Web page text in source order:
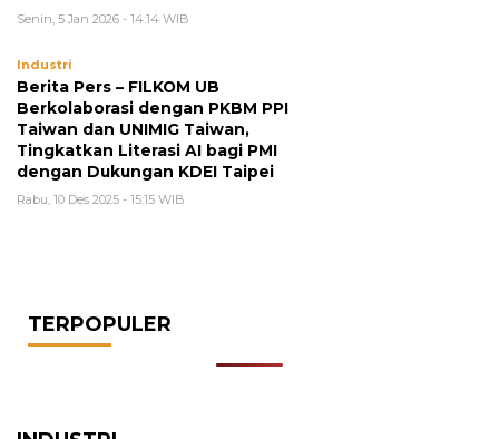
Senin, 5 Jan 2026 - 14:14 WIB
Industri
Berita Pers – FILKOM UB
Berkolaborasi dengan PKBM PPI
Taiwan dan UNIMIG Taiwan,
Tingkatkan Literasi AI bagi PMI
dengan Dukungan KDEI Taipei
Rabu, 10 Des 2025 - 15:15 WIB
TERPOPULER